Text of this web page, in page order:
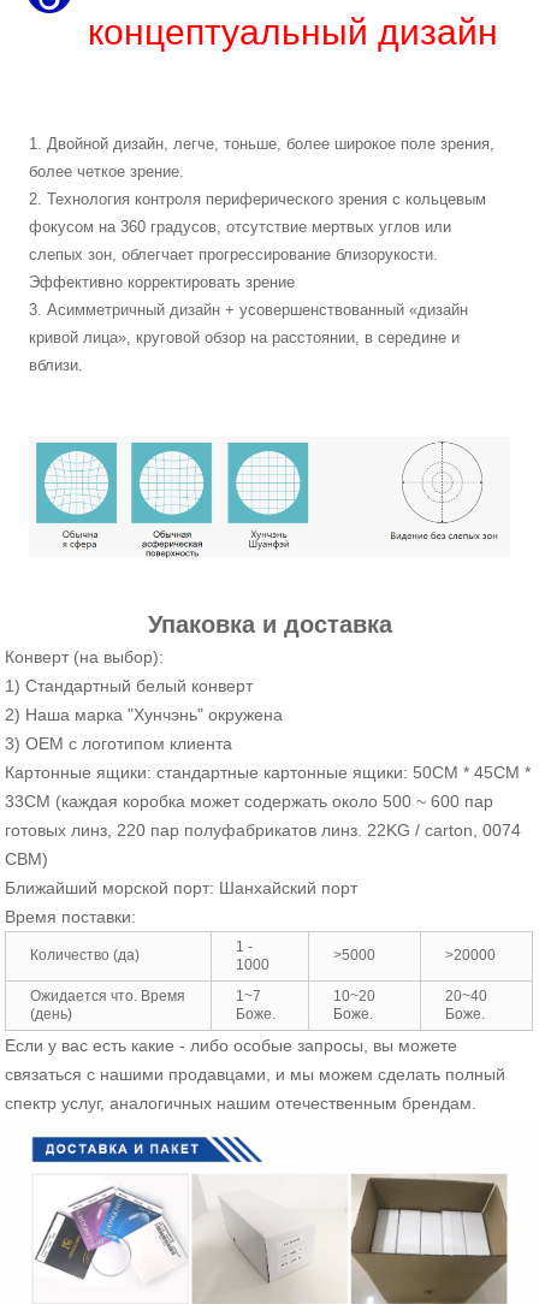
концептуальный дизайн
1. Двойной дизайн, легче, тоньше, более широкое поле зрения,
более четкое зрение.
2. Технология контроля периферического зрения с кольцевым
фокусом на 360 градусов, отсутствие мертвых углов или
слепых зон, облегчает прогрессирование близорукости.
Эффективно корректировать зрение
3. Асимметричный дизайн + усовершенствованный «дизайн
кривой лица», круговой обзор на расстоянии, в середине и
вблизи.
Упаковка и доставка
Конверт (на выбор):
1) Стандартный белый конверт
2) Наша марка "Хунчэнь" окружена
3) OEM с логотипом клиента
Картонные ящики: стандартные картонные ящики: 50CM * 45CM *
33CM (каждая коробка может содержать около 500 ~ 600 пар
готовых линз, 220 пар полуфабрикатов линз. 22KG / carton, 0074
CBM)
Ближайший морской порт: Шанхайский порт
Время поставки:
Количество (да)
1 -
1000
>5000 >20000
Ожидается что. Время
(день)
1~7
Боже.
10~20
Боже.
20~40
Боже.
Если у вас есть какие - либо особые запросы, вы можете
связаться с нашими продавцами, и мы можем сделать полный
спектр услуг, аналогичных нашим отечественным брендам.